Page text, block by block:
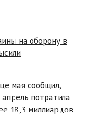
на оборону в
мая сообщил,
потратила
18,3 миллиардов